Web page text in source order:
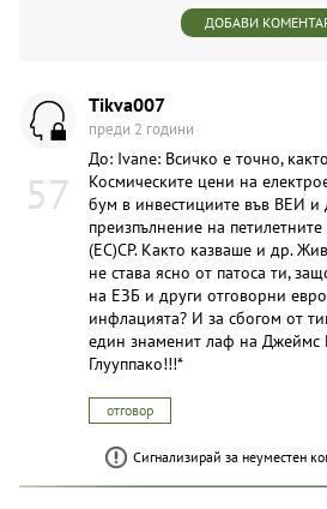
ДОБАВИ
57
Tikva007
преди 2 години
До: Ivane: Всичко е точно,
Космическите цени на
бум в инвестициите във ВЕИ и
преизпълнение на
(ЕС)СР. Както казваше и др.
не става ясно от патоса ти,
на ЕЗБ и други отговорни
инфлацията? И за сбогом от
един знаменит лаф на Джеймс
Глууппако!!!*
отговор
Сигнализирай за неуместен